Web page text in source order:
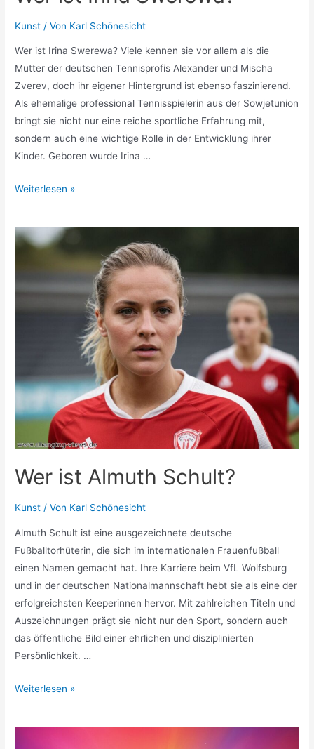
Kunst / Von Karl Schönesicht
Wer ist Irina Swerewa? Viele kennen sie vor allem als die
Mutter der deutschen Tennisprofis Alexander und Mischa
Zverev, doch ihr eigener Hintergrund ist ebenso faszinierend.
Als ehemalige professional Tennisspielerin aus der Sowjetunion
bringt sie nicht nur eine reiche sportliche Erfahrung mit,
sondern auch eine wichtige Rolle in der Entwicklung ihrer
Kinder. Geboren wurde Irina …
Wer
Swerewa?
Weiterlesen »
Wer ist Almuth Schult?
Kunst / Von Karl Schönesicht
Almuth Schult ist eine ausgezeichnete deutsche
Fußballtorhüterin, die sich im internationalen Frauenfußball
einen Namen gemacht hat. Ihre Karriere beim VfL Wolfsburg
und in der deutschen Nationalmannschaft hebt sie als eine der
erfolgreichsten Keeperinnen hervor. Mit zahlreichen Titeln und
Auszeichnungen prägt sie nicht nur den Sport, sondern auch
das öffentliche Bild einer ehrlichen und disziplinierten
Persönlichkeit. …
Wer
Weiterlesen »